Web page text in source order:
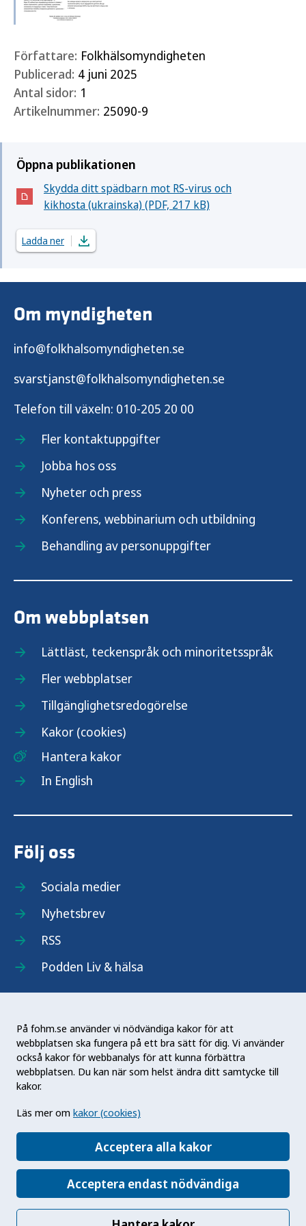
På fohm.se använder vi nödvändiga kakor för att
webbplatsen ska fungera på ett bra sätt för dig. Vi använder
också kakor för webbanalys för att kunna förbättra
webbplatsen. Du kan när som helst ändra ditt samtycke till
kakor.
Läs mer om kakor (cookies)
Acceptera alla kakor
Acceptera endast nödvändiga
Författare: Folkhälsomyndigheten
Publicerad: 4 juni 2025
Antal sidor: 1
Artikelnummer: 25090-9
Öppna publikationen
Skydda ditt spädbarn mot RS-virus och
kikhosta (ukrainska) (PDF, 217 kB)
(Öppnas i nytt fönster)
Ladda ner
Om myndigheten
info@folkhalsomyndigheten.se
svarstjanst@folkhalsomyndigheten.se
Telefon till växeln: 010-205 20 00
Fler kontaktuppgifter
Jobba hos oss
Nyheter och press
Konferens, webbinarium och utbildning
Behandling av personuppgifter
Om webbplatsen
Lättläst, teckenspråk och minoritetsspråk
Fler webbplatser
Tillgänglighetsredogörelse
Kakor (cookies)
Hantera kakor
In English
Följ oss
Sociala medier
Nyhetsbrev
RSS
Podden Liv & hälsa
Folkhälsomyndigheten (Fohm) är en nationell
kunskapsmyndighet som arbetar för en bättre
folkhälsa. Det gör myndigheten genom att
främja hälsa, förebygga ohälsa och skydda mot
hälsohot. Vår vision är en folkhälsa som stärker
samhällets utveckling.